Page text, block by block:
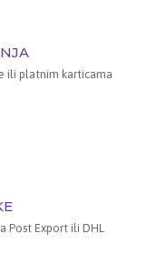
ili platnim karticama
Post Export ili DHL